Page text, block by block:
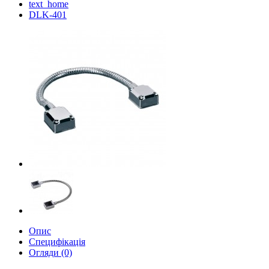
text_home
DLK-401
Опис
Специфікація
Огляди (0)